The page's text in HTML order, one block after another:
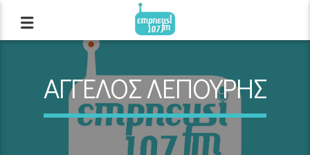
ΑΓΓΕΛΟΣ ΛΕΠΟΥΡΗΣ